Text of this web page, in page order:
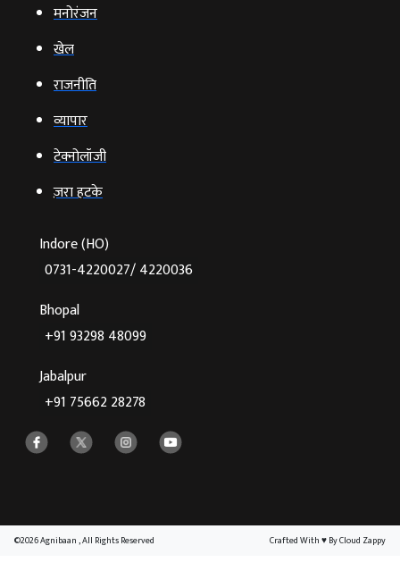
मनोरंजन
खेल
राजनीति
व्‍यापार
टेक्‍नोलॉजी
ज़रा हटके
Indore (HO)
0731-4220027/ 4220036
Bhopal
+91 93298 48099
Jabalpur
+91 75662 28278
©2026 Agnibaan , All Rights Reserved Crafted With♥By Cloud Zappy